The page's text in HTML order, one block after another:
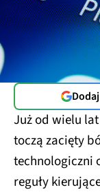
Już od wielu lat
toczą zacięty
technologiczni
reguły